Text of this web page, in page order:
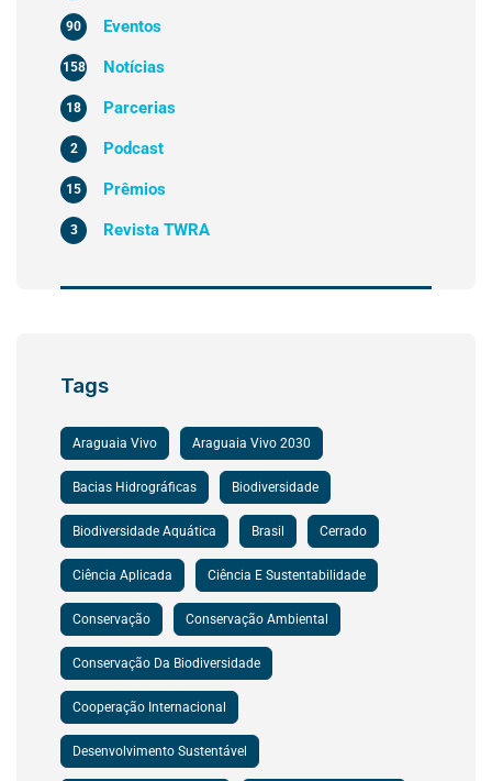
Eventos
90
Notícias
158
Parcerias
18
Podcast
2
Prêmios
15
Revista TWRA
3
Tags
Araguaia Vivo Araguaia Vivo 2030
Bacias Hidrográficas Biodiversidade
Biodiversidade Aquática Brasil Cerrado
Ciência Aplicada Ciência E Sustentabilidade
Conservação Conservação Ambiental
Conservação Da Biodiversidade
Cooperação Internacional
Desenvolvimento Sustentável